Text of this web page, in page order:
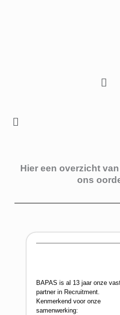
Menu
Menu
Hier een overzicht
ons
BAPAS is al 13 jaar onze
partner in Recruitment.
Kenmerkend voor onze
samenwerking: